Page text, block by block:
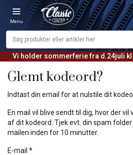
Vi holder sommerferie fra d.24juli
Menu
Glemt kodeord?
Indtast din email for at nulstile dit
En mail vil blive sendt til dig, hvor der
af dit kodeord. Tjek evt. din spam
mailen inden for 10 minutter.
E-mail *